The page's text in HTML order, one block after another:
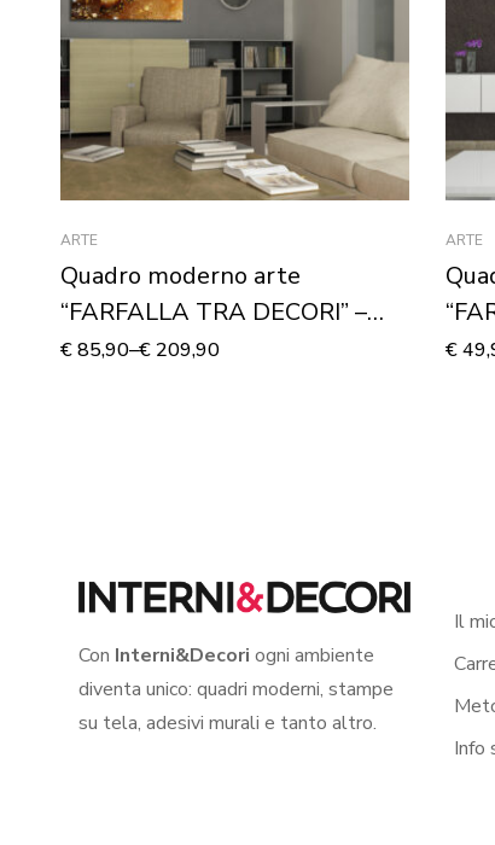
ARTE
Quadro moderno arte
“FARFALLA TRA DECORI” –
Stampa su tela
€85,90–€ 209,90
ARTE
€
Con Interni&Decori ogni ambiente
diventa unico: quadri moderni, stampe
su tela, adesivi murali e tanto altro.
Il
Info